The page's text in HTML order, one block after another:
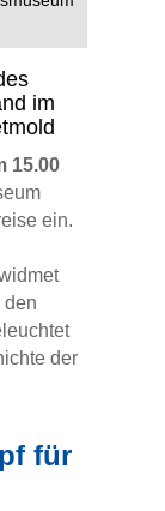
im
15.00
ein.
den
der
für